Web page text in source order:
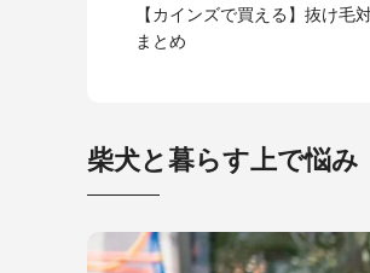
【カインズで買える】抜け毛
まとめ
柴犬と暮らす上で悩み